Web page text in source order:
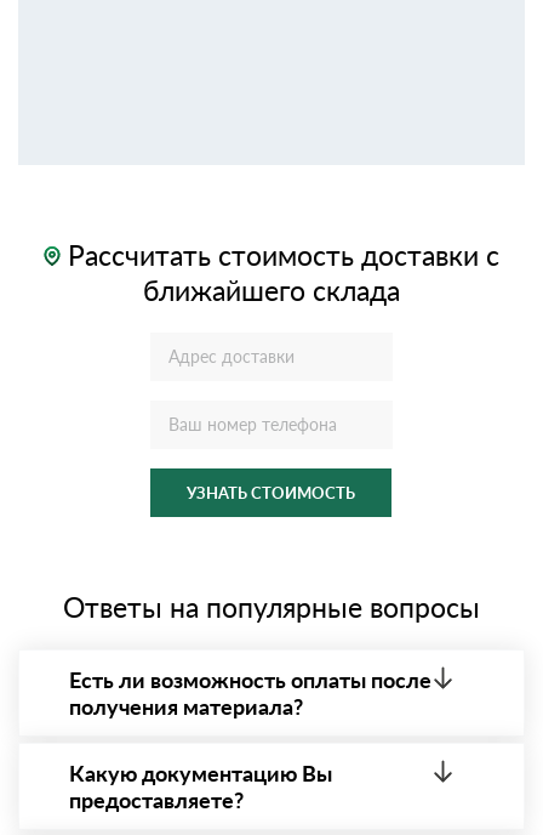
Рассчитать стоимость доставки с
ближайшего склада
УЗНАТЬ СТОИМОСТЬ
Ответы на популярные вопросы
Есть ли возможность оплаты после
получения материала?
- оплата по факту получения товара. При этом,
если доставленный товар был ненадлежащего
качества, то Вы вправе от него отказаться.
Какую документацию Вы
предоставляете?